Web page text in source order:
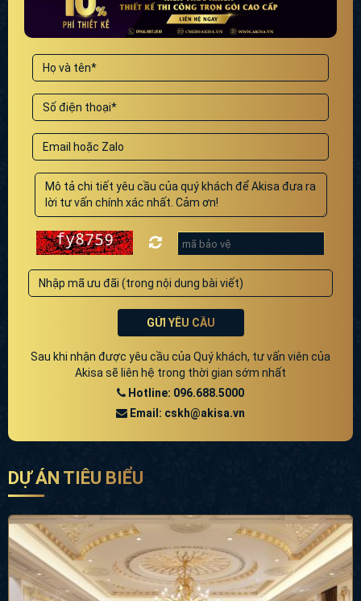
Sau khi nhận được yêu cầu của Quý khách, tư vấn viên của
Akisa sẽ liên hệ trong thời gian sớm nhất
Hotline: 096.688.5000
Email: cskh@akisa.vn